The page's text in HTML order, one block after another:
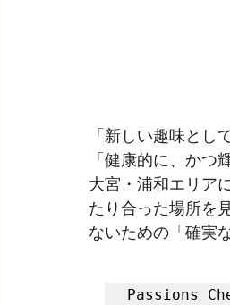
「新しい趣味とし
「健康的に、かつ
大宮・浦和エリア
たり合った場所を
ないための「確実
Passions